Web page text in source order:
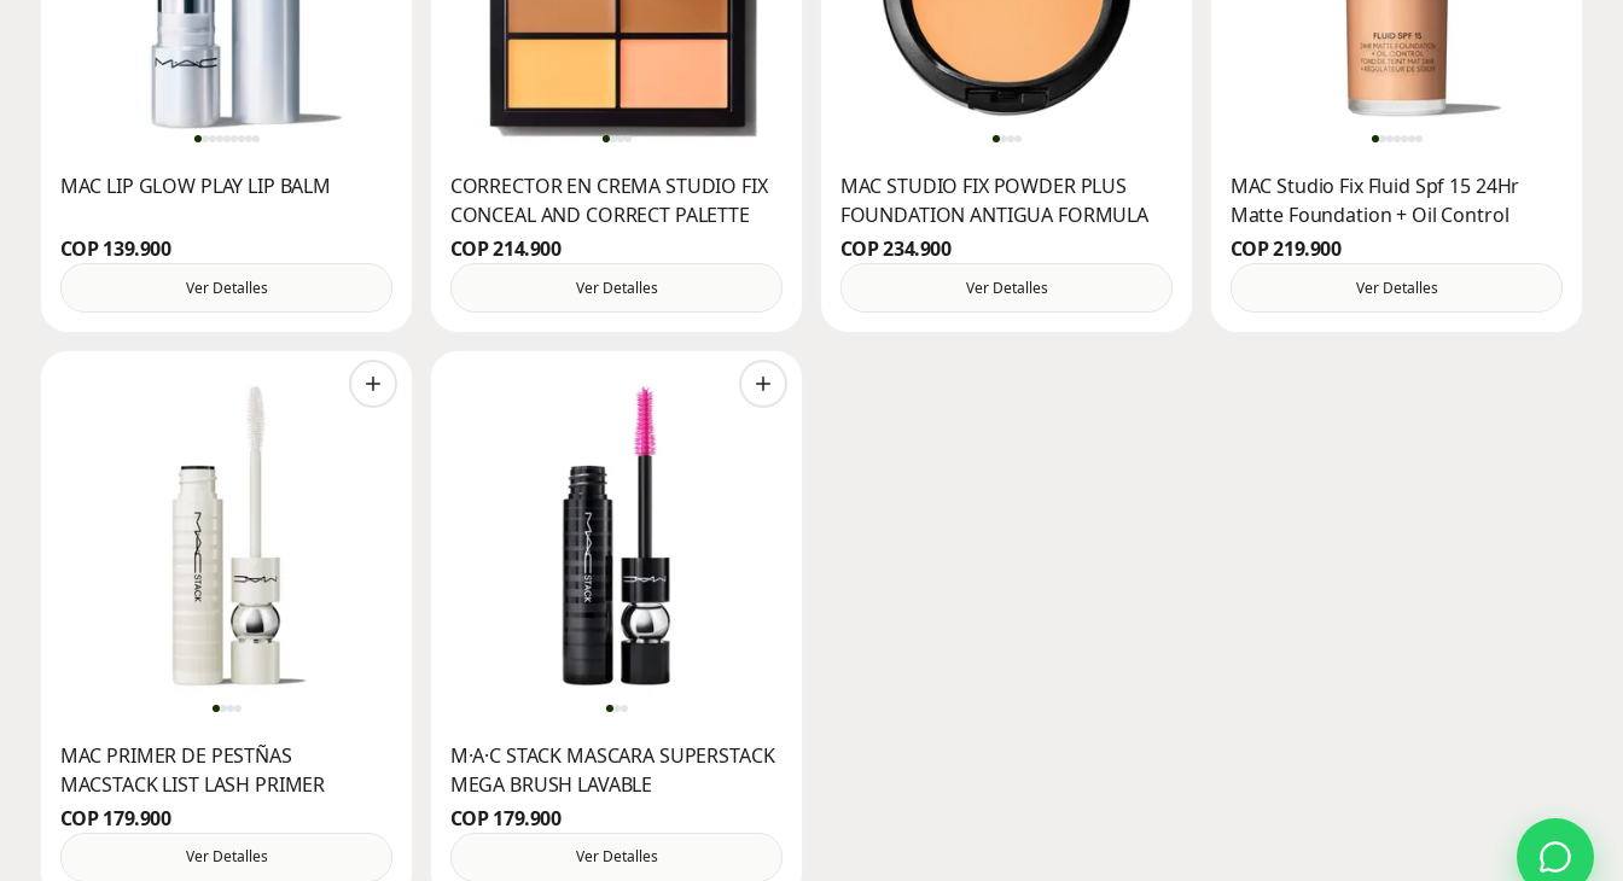
MAC LIP GLOW PLAY LIP BALM
COP 139.900
Ver Detalles
CORRECTOR EN CREMA STUDIO FIX
CONCEAL AND CORRECT PALETTE
COP 214.900
Ver Detalles
MAC STUDIO FIX POWDER PLUS
FOUNDATION ANTIGUA FORMULA
COP 234.900
Ver Detalles
MAC Studio Fix Fluid Spf 15 24Hr
Matte Foundation + Oil Control
COP 219.900
Ver Detalles
MAC PRIMER DE PESTÑAS
MACSTACK LIST LASH PRIMER
COP 179.900
Ver Detalles
M·A·C STACK MASCARA SUPERSTACK
MEGA BRUSH LAVABLE
COP 179.900
Ver Detalles